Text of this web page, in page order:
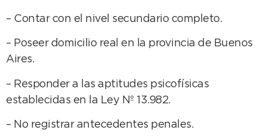
– Contar con el nivel secundario completo.
– Poseer domicilio real en la provincia de Buenos
Aires.
– Responder a las aptitudes psicofísicas
establecidas en la Ley Nº 13.982.
– No registrar antecedentes penales.